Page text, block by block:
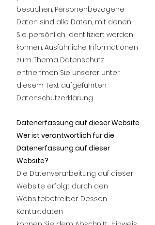
besuchen. Personenbezogene
Daten sind alle Daten, mit denen
Sie persönlich identifiziert werden
können. Ausführliche Informationen
zum Thema Datenschutz
entnehmen Sie unserer unter
diesem Text aufgeführten
Datenschutzerklärung.
Datenerfassung auf dieser Website
Wer ist verantwortlich für die
Datenerfassung auf dieser
Website?
Die Datenverarbeitung auf dieser
Website erfolgt durch den
Websitebetreiber. Dessen
Kontaktdaten